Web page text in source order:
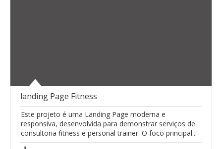
landing Page Fitness
Este projeto é uma Landing Page moderna e
responsiva, desenvolvida para demonstrar serviços de
consultoria fitness e personal trainer. O foco principal...